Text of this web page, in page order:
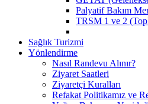
Palyatif Bakım
TRSM 1 ve 2
Sağlık Turizmi
Yönlendirme
Nasıl Randevu Alınır?
Ziyaret Saatleri
Ziyaretçi Kuralları
Refakat Politikamız ve